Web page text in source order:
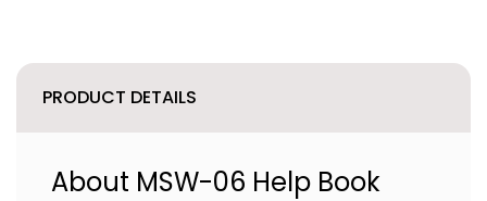
PRODUCT DETAILS
About MSW-06 Help Book